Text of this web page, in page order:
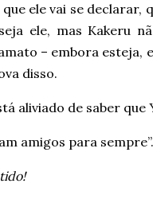
ele vai se declarar,
ele, mas Kakeru
– embora esteja,
disso.
aliviado de saber
amigos para sempre”.